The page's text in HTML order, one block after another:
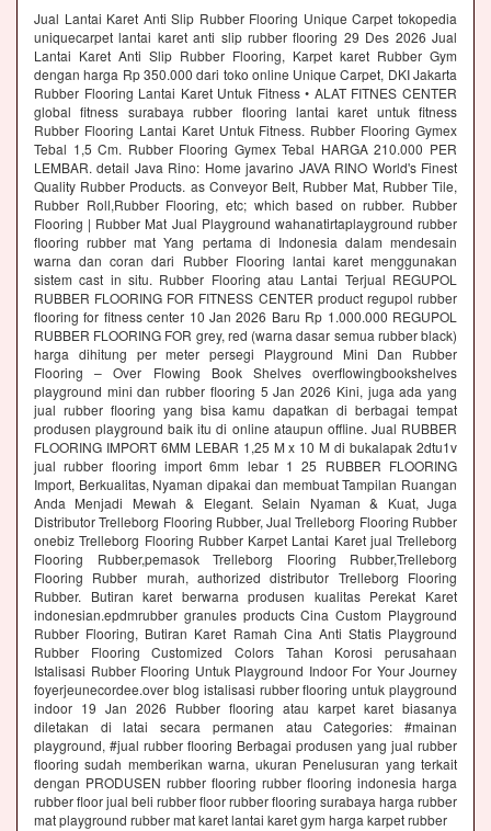
Jual Lantai Karet Anti Slip Rubber Flooring Unique Carpet tokopedia
uniquecarpet lantai karet anti slip rubber flooring 29 Des 2026 Jual
Lantai Karet Anti Slip Rubber Flooring, Karpet karet Rubber Gym
dengan harga Rp 350.000 dari toko online Unique Carpet, DKI Jakarta
Rubber Flooring Lantai Karet Untuk Fitness • ALAT FITNES CENTER
global fitness surabaya rubber flooring lantai karet untuk fitness
Rubber Flooring Lantai Karet Untuk Fitness. Rubber Flooring Gymex
Tebal 1,5 Cm. Rubber Flooring Gymex Tebal HARGA 210.000 PER
LEMBAR. detail Java Rino: Home javarino JAVA RINO World's Finest
Quality Rubber Products. as Conveyor Belt, Rubber Mat, Rubber Tile,
Rubber Roll,Rubber Flooring, etc; which based on rubber. Rubber
Flooring | Rubber Mat Jual Playground wahanatirtaplayground rubber
flooring rubber mat Yang pertama di Indonesia dalam mendesain
warna dan coran dari Rubber Flooring lantai karet menggunakan
sistem cast in situ. Rubber Flooring atau Lantai Terjual REGUPOL
RUBBER FLOORING FOR FITNESS CENTER product regupol rubber
flooring for fitness center 10 Jan 2026 Baru Rp 1.000.000 REGUPOL
RUBBER FLOORING FOR grey, red (warna dasar semua rubber black)
harga dihitung per meter persegi Playground Mini Dan Rubber
Flooring – Over Flowing Book Shelves overflowingbookshelves
playground mini dan rubber flooring 5 Jan 2026 Kini, juga ada yang
jual rubber flooring yang bisa kamu dapatkan di berbagai tempat
produsen playground baik itu di online ataupun offline. Jual RUBBER
FLOORING IMPORT 6MM LEBAR 1,25 M x 10 M di bukalapak 2dtu1v
jual rubber flooring import 6mm lebar 1 25 RUBBER FLOORING
Import, Berkualitas, Nyaman dipakai dan membuat Tampilan Ruangan
Anda Menjadi Mewah & Elegant. Selain Nyaman & Kuat, Juga
Distributor Trelleborg Flooring Rubber, Jual Trelleborg Flooring Rubber
onebiz Trelleborg Flooring Rubber Karpet Lantai Karet jual Trelleborg
Flooring Rubber,pemasok Trelleborg Flooring Rubber,Trelleborg
Flooring Rubber murah, authorized distributor Trelleborg Flooring
Rubber. Butiran karet berwarna produsen kualitas Perekat Karet
indonesian.epdmrubber granules products Cina Custom Playground
Rubber Flooring, Butiran Karet Ramah Cina Anti Statis Playground
Rubber Flooring Customized Colors Tahan Korosi perusahaan
Istalisasi Rubber Flooring Untuk Playground Indoor For Your Journey
foyerjeunecordee.over blog istalisasi rubber flooring untuk playground
indoor 19 Jan 2026 Rubber flooring atau karpet karet biasanya
diletakan di latai secara permanen atau Categories: #mainan
playground, #jual rubber flooring Berbagai produsen yang jual rubber
flooring sudah memberikan warna, ukuran Penelusuran yang terkait
dengan PRODUSEN rubber flooring rubber flooring indonesia harga
rubber floor jual beli rubber floor rubber flooring surabaya harga rubber
mat playground rubber mat karet lantai karet gym harga karpet rubber